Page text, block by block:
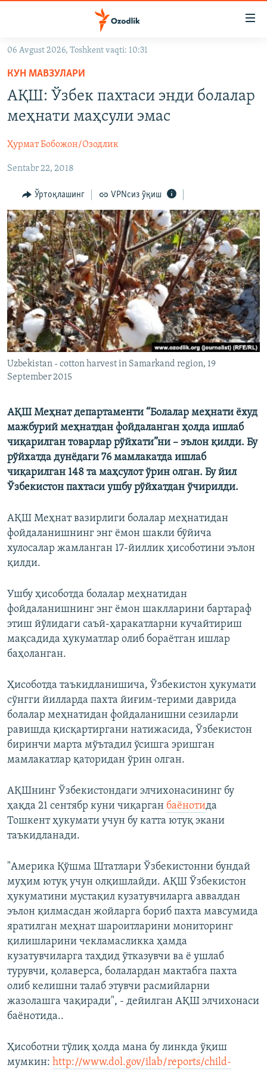
Асосий
навигацияга
ўтинг
Қидиришга
OZODVIDEO
OZODARXIV
На русском
ИЖТИМОИЙ ТАРМОҚЛАР
Озодлик бошқа тилларда
06 Avgust 2026, Toshkent vaqti: 10:31
КУН МАВЗУЛАРИ
АҚШ: Ўзбек пахтаси энди болалар
меҳнати маҳсули эмас
Ҳурмат Бобожон/Озодлик
Sentabr 22, 2018
Ўртоқлашинг VPNсиз ўқиш
Uzbekistan - cotton harvest in Samarkand region, 19
September 2015
АҚШ Меҳнат департаменти “Болалар меҳнати ёхуд
мажбурий меҳнатдан фойдаланган ҳолда ишлаб
чиқарилган товарлар рўйхати”ни – эълон қилди. Бу
рўйхатда дунёдаги 76 мамлакатда ишлаб
чиқарилган 148 та маҳсулот ўрин олган. Бу йил
Ўзбекистон пахтаси ушбу рўйхатдан ўчирилди.
АҚШ Меҳнат вазирлиги болалар меҳнатидан
фойдаланишнинг энг ёмон шакли бўйича
хулосалар жамланган 17-йиллик ҳисоботини эълон
қилди.
Ушбу ҳисоботда болалар меҳнатидан
фойдаланишнинг энг ёмон шаклларини бартараф
этиш йўлидаги саъй-ҳаракатларни кучайтириш
мақсадида ҳукуматлар олиб бораётган ишлар
баҳоланган.
Ҳисоботда таъкидланишича, Ўзбекистон ҳукумати
сўнгги йилларда пахта йиғим-терими даврида
болалар меҳнатидан фойдаланишни сезиларли
равишда қисқартиргани натижасида, Ўзбекистон
биринчи марта мўътадил ўсишга эришган
мамлакатлар қаторидан ўрин олган.
АҚШнинг Ўзбекистондаги элчихонасининг бу
ҳақда 21 сентябр куни чиқарган баёнотида
Тошкент ҳукумати учун бу катта ютуқ экани
таъкидланади.
"Америка Қўшма Штатлари Ўзбекистонни бундай
муҳим ютуқ учун олқишлайди. АҚШ Ўзбекистон
ҳукуматини мустақил кузатувчиларга аввалдан
эълон қилмасдан жойларга бориб пахта мавсумида
яратилган меҳнат шароитларини мониторинг
қилишларини чекламасликка ҳамда
кузатувчиларга таҳдид ўтказувчи ва ё ушлаб
турувчи, қолаверса, болалардан мактабга пахта
олиб келишни талаб этувчи расмийларни
жазолашга чақиради", - дейилган АҚШ элчихонаси
баёнотида..
Ҳисоботни тўлиқ ҳолда мана бу линкда ўқиш
мумкин: http://www.dol.gov/ilab/reports/child-